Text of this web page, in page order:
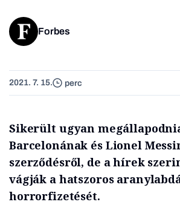
Forbes
2021. 7. 15. perc
Sikerült ugyan
Barcelonának és Lionel
szerződésről, de a hírek
vágják a hatszoros
horrorfizetését.